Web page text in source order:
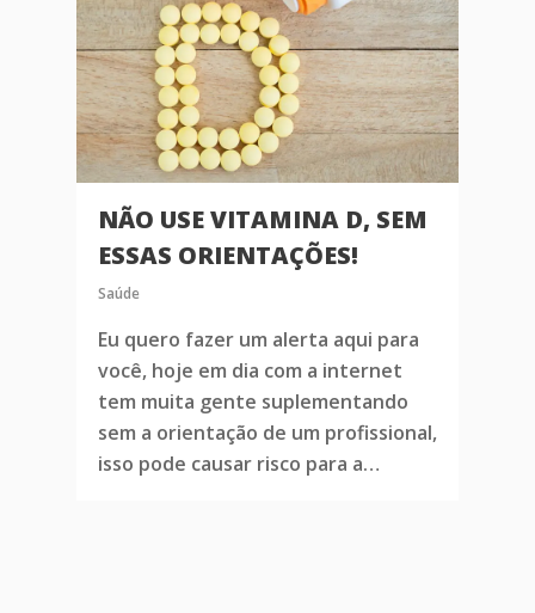
NÃO USE VITAMINA D, SEM
ESSAS ORIENTAÇÕES!
Saúde
Eu quero fazer um alerta aqui para
você, hoje em dia com a internet
tem muita gente suplementando
sem a orientação de um profissional,
isso pode causar risco para a…